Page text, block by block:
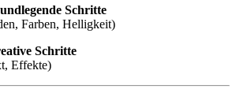
Schritte
Farben, Helligkeit)
Schritte
Effekte)